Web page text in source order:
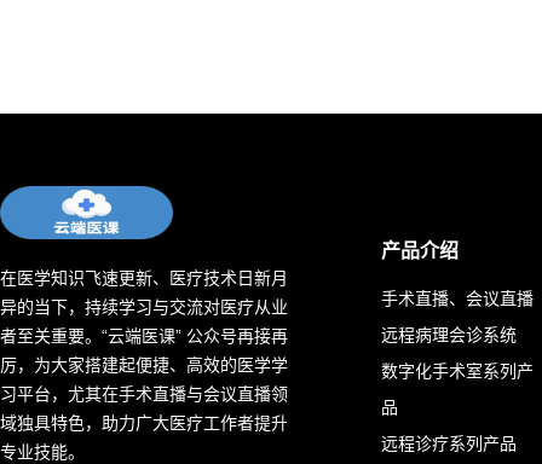
在医学知识飞速更新、医疗技术日新月
异的当下，持续学习与交流对医疗从业
者至关重要。“云端医课” 公众号再接再
厉，为大家搭建起便捷、高效的医学学
习平台，尤其在手术直播与会议直播领
域独具特色，助力广大医疗工作者提升
专业技能。
产品介绍
手术直播、会议直播
远程病理会诊系统
数字化手术室系列产
品
远程诊疗系列产品